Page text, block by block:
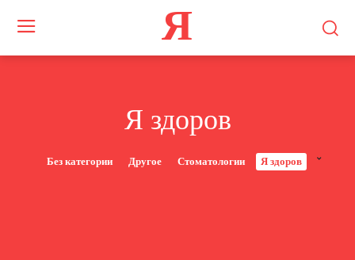
Я
Я здоров
Без категории Другое Стоматологии Я здоров